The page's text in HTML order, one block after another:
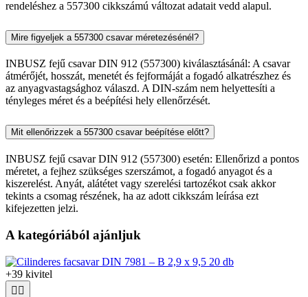
rendeléshez a 557300 cikkszámú változat adatait vedd alapul.
Mire figyeljek a 557300 csavar méretezésénél?
INBUSZ fejű csavar DIN 912 (557300) kiválasztásánál: A csavar
átmérőjét, hosszát, menetét és fejformáját a fogadó alkatrészhez és
az anyagvastagsághoz válaszd. A DIN-szám nem helyettesíti a
tényleges méret és a beépítési hely ellenőrzését.
Mit ellenőrizzek a 557300 csavar beépítése előtt?
INBUSZ fejű csavar DIN 912 (557300) esetén: Ellenőrizd a pontos
méretet, a fejhez szükséges szerszámot, a fogadó anyagot és a
kiszerelést. Anyát, alátétet vagy szerelési tartozékot csak akkor
tekints a csomag részének, ha az adott cikkszám leírása ezt
kifejezetten jelzi.
A kategóriából ajánljuk
+39 kivitel